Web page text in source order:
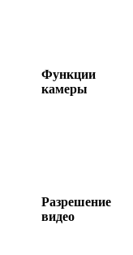
Функции
камеры
Разрешение
видео